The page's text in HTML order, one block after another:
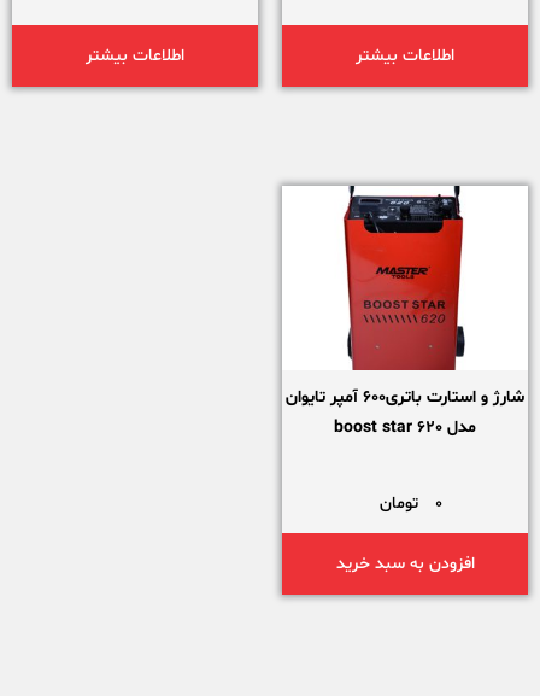
اطلاعات بیشتر اطلاعات بیشتر
شارژ و استارت باتری600 آمپر تایوان
مدل boost star 620
0 تومان
افزودن به سبد خرید